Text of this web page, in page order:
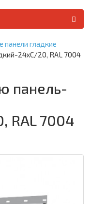
панели гладкие
24хС/20, RAL 7004
панель-
RAL 7004